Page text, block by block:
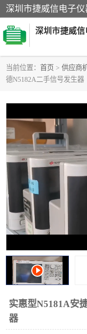
深圳市捷威
当前位置： 首页 > 供应商
德N5182A二手信号发生器
实惠型N5181A安
器
探头
音频分析仪
万用表
GPIB-USB卡
数字源表
校准仪
示波器
阻抗分析仪
频率计
静电计